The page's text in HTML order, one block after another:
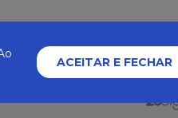
ACEITAR E FECHAR